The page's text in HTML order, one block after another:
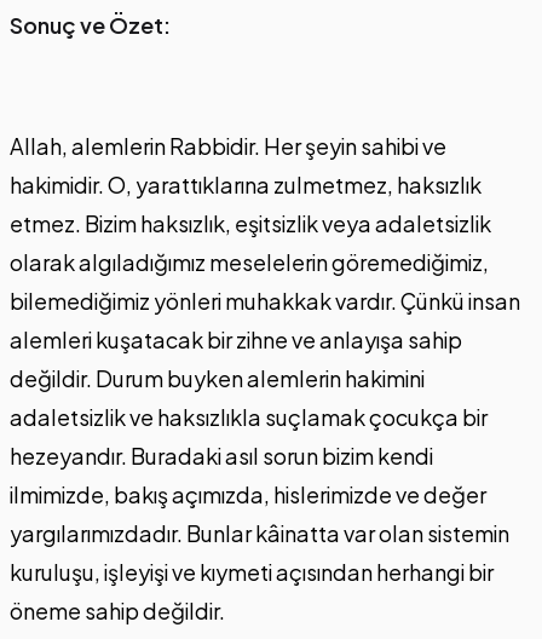
Sonuç ve Özet:
Allah, alemlerin Rabbidir. Her şeyin sahibi ve
hakimidir. O, yarattıklarına zulmetmez, haksızlık
etmez. Bizim haksızlık, eşitsizlik veya adaletsizlik
olarak algıladığımız meselelerin göremediğimiz,
bilemediğimiz yönleri muhakkak vardır. Çünkü insan
alemleri kuşatacak bir zihne ve anlayışa sahip
değildir. Durum buyken alemlerin hakimini
adaletsizlik ve haksızlıkla suçlamak çocukça bir
hezeyandır. Buradaki asıl sorun bizim kendi
ilmimizde, bakış açımızda, hislerimizde ve değer
yargılarımızdadır. Bunlar kâinatta var olan sistemin
kuruluşu, işleyişi ve kıymeti açısından herhangi bir
öneme sahip değildir.